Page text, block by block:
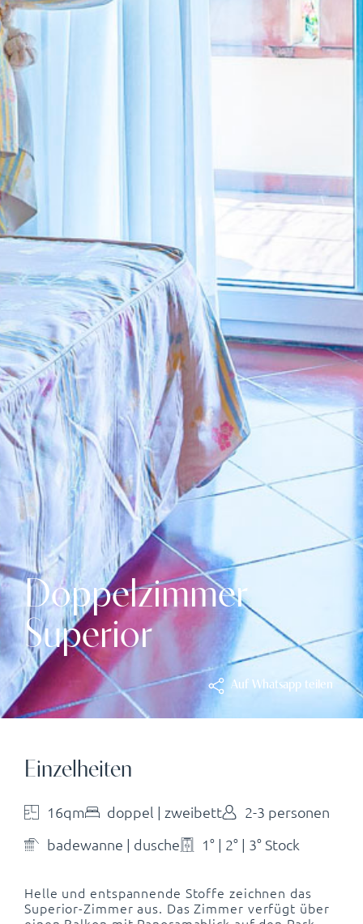
Doppelzimmer
Superior
Auf Whatsapp teilen
Einzelheiten
16qm doppel | zweibett
2-3 personen
badewanne | dusche
1° | 2° | 3° Stock
Helle und entspannende Stoffe zeichnen das
Superior-Zimmer aus. Das Zimmer verfügt über